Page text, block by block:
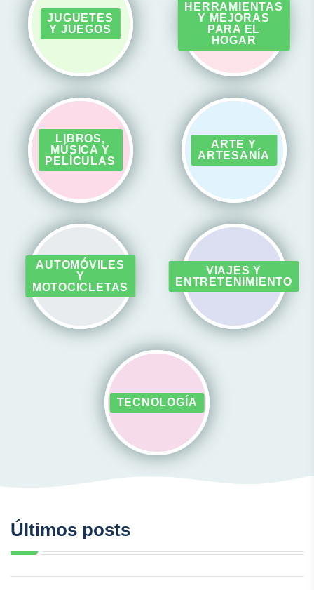
JUGUETES
Y JUEGOS
HERRAMIENTAS
Y MEJORAS
PARA EL
HOGAR
LIBROS,
MÚSICA Y
PELÍCULAS
ARTE Y
ARTESANÍA
AUTOMÓVILES
Y
MOTOCICLETAS
VIAJES Y
ENTRETENIMIENTO
TECNOLOGÍA
Últimos posts